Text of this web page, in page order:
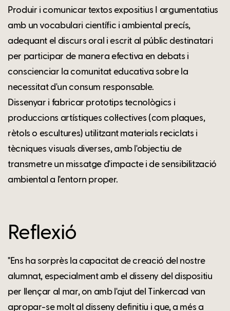
Produir i comunicar textos expositius I argumentatius
amb un vocabulari científic i ambiental precís,
adequant el discurs oral i escrit al públic destinatari
per participar de manera efectiva en debats i
conscienciar la comunitat educativa sobre la
necessitat d'un consum responsable.
Dissenyar i fabricar prototips tecnològics i
produccions artístiques col·lectives (com plaques,
rètols o escultures) utilitzant materials reciclats i
tècniques visuals diverses, amb l'objectiu de
transmetre un missatge d'impacte i de sensibilització
ambiental a l'entorn proper.
Reflexió
"Ens ha sorprès la capacitat de creació del nostre
alumnat, especialment amb el disseny del dispositiu
per llençar al mar, on amb l'ajut del Tinkercad van
apropar-se molt al disseny definitiu i que, a més a